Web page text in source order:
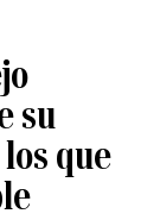
su
que